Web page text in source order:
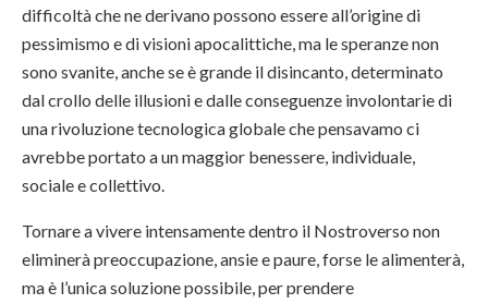
difficoltà che ne derivano possono essere all’origine di
pessimismo e di visioni apocalittiche, ma le speranze non
sono svanite, anche se è grande il disincanto, determinato
dal crollo delle illusioni e dalle conseguenze involontarie di
una rivoluzione tecnologica globale che pensavamo ci
avrebbe portato a un maggior benessere, individuale,
sociale e collettivo.
Tornare a vivere intensamente dentro il Nostroverso non
eliminerà preoccupazione, ansie e paure, forse le alimenterà,
ma è l’unica soluzione possibile, per prendere